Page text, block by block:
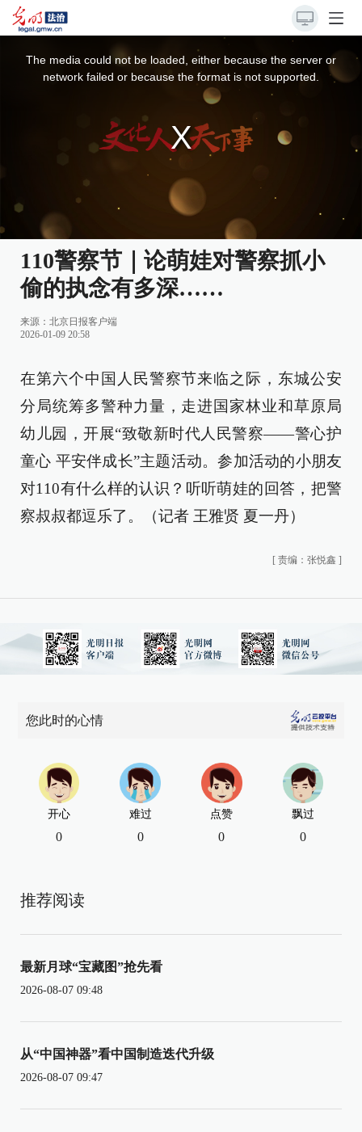
The media could not be loaded, either because the server or
network failed or because the format is not supported.
110警察节｜论萌娃对警察抓小
偷的执念有多深……
来源： 北京日报客户端
2026-01-09 20:58
在第六个中国人民警察节来临之际，东城公安
分局统筹多警种力量，走进国家林业和草原局
幼儿园，开展“致敬新时代人民警察——警心护
童心 平安伴成长”主题活动。参加活动的小朋友
对110有什么样的认识？听听萌娃的回答，把警
察叔叔都逗乐了。（记者 王雅贤 夏一丹）
[ 责编：张悦鑫 ]
您此时的心情
开心
0
难过
0
点赞
0
飘过
0
推荐阅读
最新月球“宝藏图”抢先看
2026-08-07 09:48
从“中国神器”看中国制造迭代升级
2026-08-07 09:47